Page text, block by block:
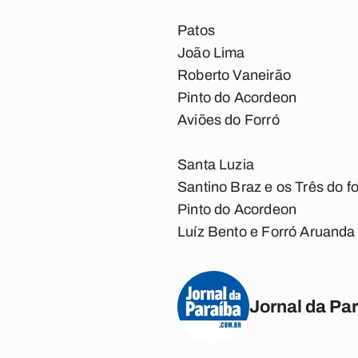
Patos
João Lima
Roberto Vaneirão
Pinto do Acordeon
Aviões do Forró
Santa Luzia
Santino Braz e os Três do
Pinto do Acordeon
Luíz Bento e Forró Aruanda
Jornal da